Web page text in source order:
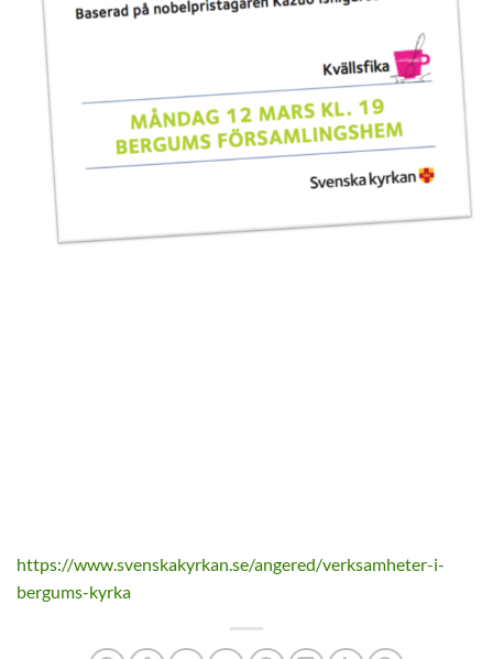
https://www.svenskakyrkan.se/angered/verksamheter-i-
bergums-kyrka